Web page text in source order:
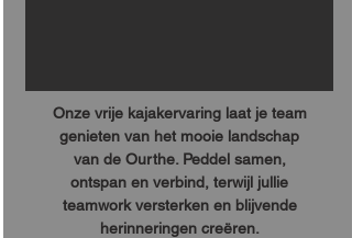
Onze vrije kajakervaring laat je team
genieten van het mooie landschap
van de Ourthe. Peddel samen,
ontspan en verbind, terwijl jullie
teamwork versterken en blijvende
herinneringen creëren.